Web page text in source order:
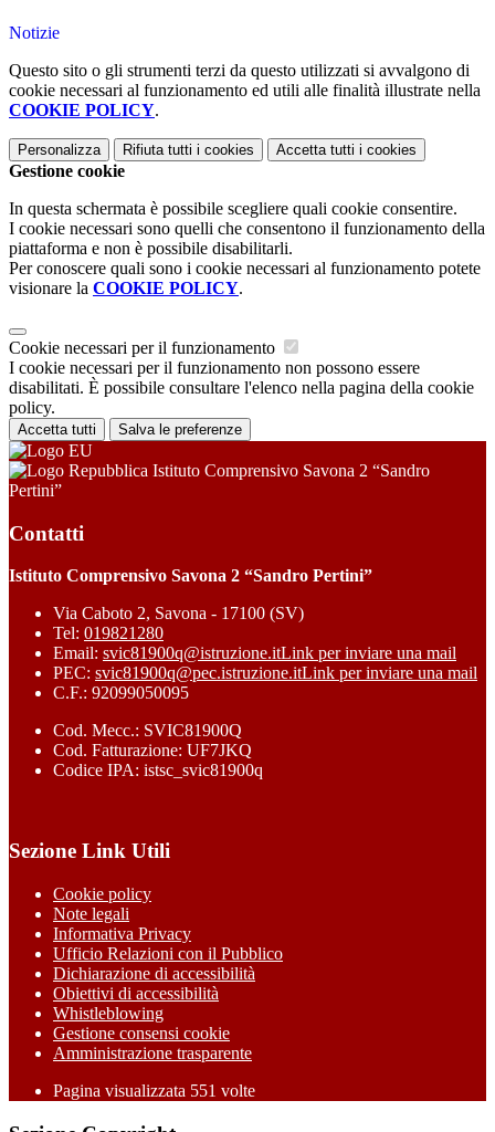
Notizie
Questo sito o gli strumenti terzi da questo utilizzati si avvalgono di
cookie necessari al funzionamento ed utili alle finalità illustrate nella
COOKIE POLICY.
Personalizza Rifiuta tutti i cookies Accetta tutti i cookies
Gestione cookie
In questa schermata è possibile scegliere quali cookie consentire.
I cookie necessari sono quelli che consentono il funzionamento della
piattaforma e non è possibile disabilitarli.
Per conoscere quali sono i cookie necessari al funzionamento potete
visionare la COOKIE POLICY.
Cookie necessari per il funzionamento
I cookie necessari per il funzionamento non possono essere
disabilitati. È possibile consultare l'elenco nella pagina della cookie
policy.
Accetta tutti Salva le preferenze
Istituto Comprensivo Savona 2 “Sandro
Pertini”
Contatti
Istituto Comprensivo Savona 2 “Sandro Pertini”
Via Caboto 2, Savona - 17100 (SV)
Tel: 019821280
Email: svic81900q@istruzione.itLink per inviare una mail
PEC: svic81900q@pec.istruzione.itLink per inviare una mail
C.F.: 92099050095
Cod. Mecc.: SVIC81900Q
Cod. Fatturazione: UF7JKQ
Codice IPA: istsc_svic81900q
Sezione Link Utili
Cookie policy
Note legali
Informativa Privacy
Ufficio Relazioni con il Pubblico
Dichiarazione di accessibilità
Obiettivi di accessibilità
Whistleblowing
Gestione consensi cookie
Amministrazione trasparente
Pagina visualizzata 551 volte